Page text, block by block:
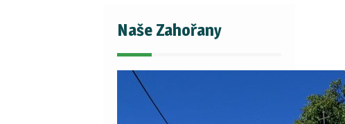
Naše Zahořany